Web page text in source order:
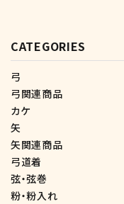
CATEGORIES
弓
弓関連商品
カケ
矢
矢関連商品
弓道着
弦・弦巻
粉・粉入れ